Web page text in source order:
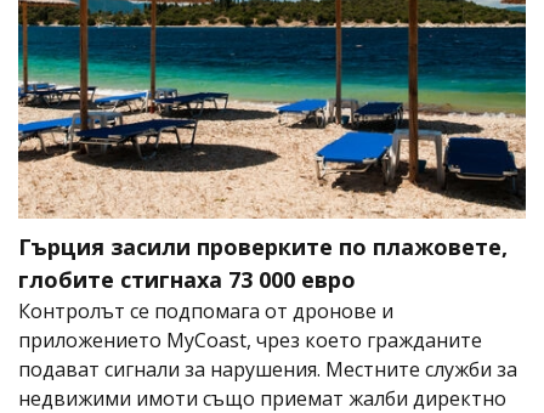
Гърция засили проверките по плажовете,
глобите стигнаха 73 000 евро
Контролът се подпомага от дронове и
приложението MyCoast, чрез което гражданите
подават сигнали за нарушения. Местните служби за
недвижими имоти също приемат жалби директно